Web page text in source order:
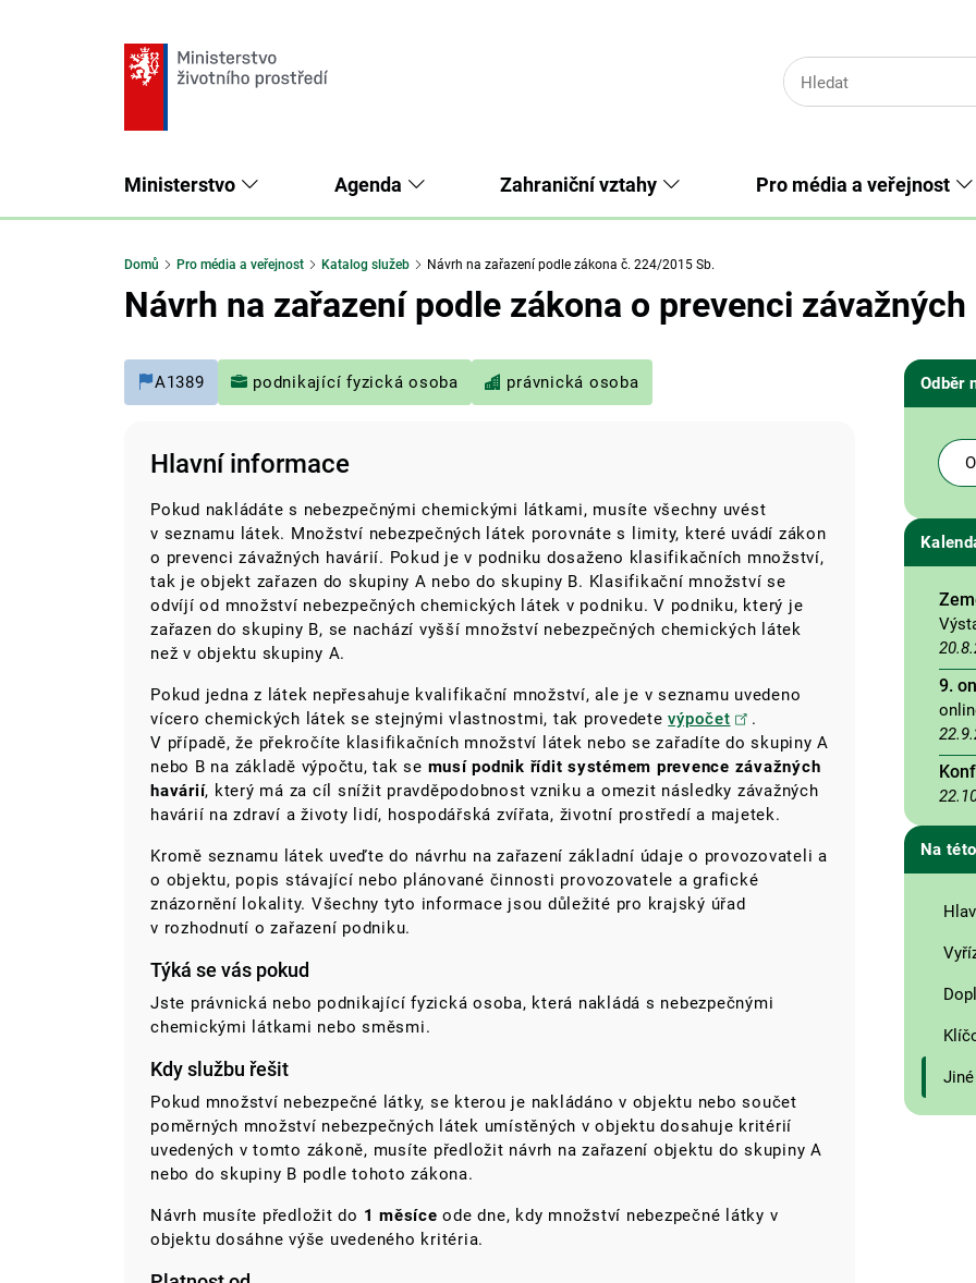
Ministerstvo Agenda Zahraniční vztahy Pro média a veřejnost
Domů Pro média a veřejnost Katalog služeb Návrh na zařazení podle zákona č. 224/2015 Sb.
Návrh na zařazení podle zákona o prevenci
A1389 podnikající fyzická osoba právnická osoba
Hlavní informace
Pokud nakládáte s nebezpečnými chemickými látkami, musíte všechny uvést
v seznamu látek. Množství nebezpečných látek porovnáte s limity, které uvádí zákon
o prevenci závažných havárií. Pokud je v podniku dosaženo klasifikačních množství,
tak je objekt zařazen do skupiny A nebo do skupiny B. Klasifikační množství se
odvíjí od množství nebezpečných chemických látek v podniku. V podniku, který je
zařazen do skupiny B, se nachází vyšší množství nebezpečných chemických látek
než v objektu skupiny A.
Pokud jedna z látek nepřesahuje kvalifikační množství, ale je v seznamu uvedeno
vícero chemických látek se stejnými vlastnostmi, tak provedetevýpočet
.
V případě, že překročíte klasifikačních množství látek nebo se zařadíte do skupiny A
nebo B na základě výpočtu, tak se musí podnik řídit systémem prevence závažných
havárií, který má za cíl snížit pravděpodobnost vzniku a omezit následky závažných
havárií na zdraví a životy lidí, hospodářská zvířata, životní prostředí a majetek.
Kromě seznamu látek uveďte do návrhu na zařazení základní údaje o provozovateli a
o objektu, popis stávající nebo plánované činnosti provozovatele a grafické
znázornění lokality. Všechny tyto informace jsou důležité pro krajský úřad
v rozhodnutí o zařazení podniku.
Týká se vás pokud
Jste právnická nebo podnikající fyzická osoba, která nakládá s nebezpečnými
chemickými látkami nebo směsmi.
Kdy službu řešit
Pokud množství nebezpečné látky, se kterou je nakládáno v objektu nebo součet
poměrných množství nebezpečných látek umístěných v objektu dosahuje kritérií
uvedených v tomto zákoně, musíte předložit návrh na zařazení objektu do skupiny A
nebo do skupiny B podle tohoto zákona.
Návrh musíte předložit do 1 měsíce ode dne, kdy množství nebezpečné látky v
objektu dosáhne výše uvedeného kritéria.
Odběr
9.
Na
Jiné